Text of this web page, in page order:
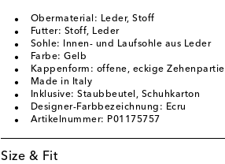
Obermaterial: Leder, Stoff
Futter: Stoff, Leder
Sohle: Innen- und Laufsohle aus Leder
Farbe: Gelb
Kappenform: offene, eckige Zehenpartie
Made in Italy
Inklusive: Staubbeutel, Schuhkarton
Designer-Farbbezeichnung: Ecru
Artikelnummer: P01175757
Size & Fit